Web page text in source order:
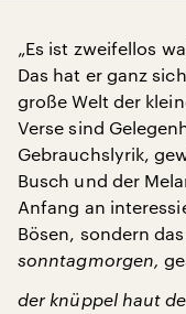
„Es ist zweifellos
Das hat er ganz
große Welt der
Verse sind
Gebrauchslyrik,
Busch und der
Anfang an
Bösen, sondern
sonntagmorgen,
der knüppel haut